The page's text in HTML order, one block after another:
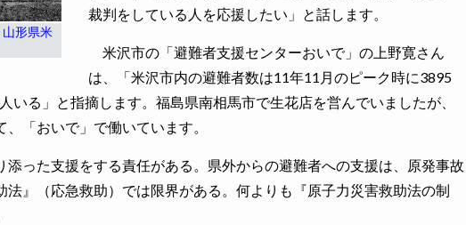
形県米
裁判をしている人を応援したい」と話します。
米沢市の「避難者支援センターおいで」の上野寛さん
は、「米沢市内の避難者数は11年11月のピーク時に3895
いる」と指摘します。福島県南相馬市で生花店を営んでいましたが、
「おいで」で働いています。
った支援をする責任がある。県外からの避難者への支援は、原発事故
法』（応急救助）では限界がある。何よりも『原子力災害救助法の制